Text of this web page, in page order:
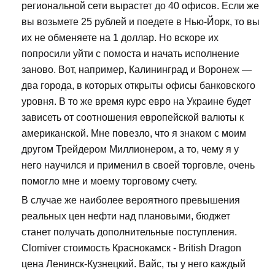
региональной сети вырастет до 40 офисов. Если же
вы возьмете 25 рублей и поедете в Нью-Йорк, то вы
их не обменяете на 1 доллар. Но вскоре их
попросили уйти с помоста и начать исполнение
заново. Вот, например, Калининград и Воронеж —
два города, в которых открыты офисы банковского
уровня. В то же время курс евро на Украине будет
зависеть от соотношения европейской валюты к
американской. Мне повезло, что я знаком с моим
другом Трейдером Миллионером, а то, чему я у
него научился и применил в своей торговле, очень
помогло мне и моему торговому счету.
В случае же наиболее вероятного превышения
реальных цен нефти над плановыми, бюджет
станет получать дополнительные поступления.
Clomiver стоимость Краснокамск - British Dragon
цена Ленинск-Кузнецкий. Вайс, ты у него каждый